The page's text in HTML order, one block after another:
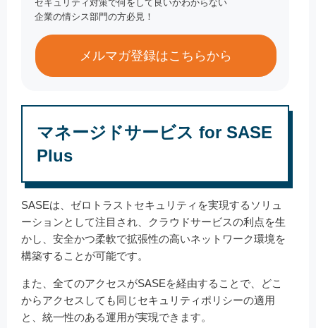
セキュリティ対策で何をして良いかわからない
企業の情シス部門の方必見！
メルマガ登録はこちらから
マネージドサービス for SASE
Plus
SASEは、ゼロトラストセキュリティを実現するソリュ
ーションとして注目され、クラウドサービスの利点を生
かし、安全かつ柔軟で拡張性の高いネットワーク環境を
構築することが可能です。
また、全てのアクセスがSASEを経由することで、どこ
からアクセスしても同じセキュリティポリシーの適用
と、統一性のある運用が実現できます。